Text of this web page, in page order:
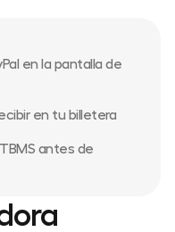
en la pantalla de
en tu billetera
antes de